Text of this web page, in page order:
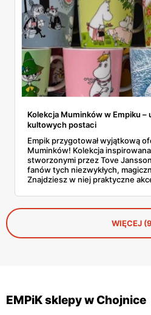
Kolekcja Muminków w Empiku
kultowych postaci
Empik przygotował wyjątkową
Muminków! Kolekcja
stworzonymi przez Tove
fanów tych niezwykłych,
Znajdziesz w niej praktyczne
element codziennego użytku,
przygotowano w tej uroczej
WIĘCEJ
EMPiK sklepy w Chojnice